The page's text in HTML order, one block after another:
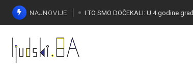
NAJNOVIJE